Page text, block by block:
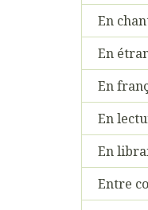
En
En
En
En
En
Entre